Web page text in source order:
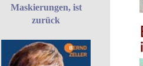
Maskierungen, ist
zurück